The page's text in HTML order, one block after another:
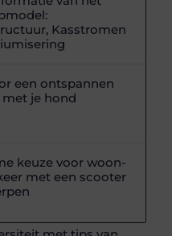
Kasstromen
een ontspannen
je hond
keuze voor woon-
met een scooter